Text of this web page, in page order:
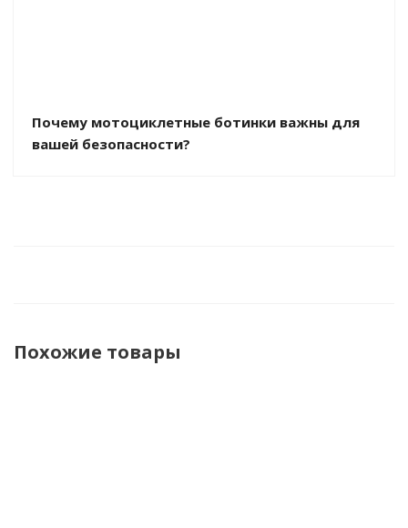
Почему мотоциклетные ботинки важны для
вашей безопасности?
Похожие товары